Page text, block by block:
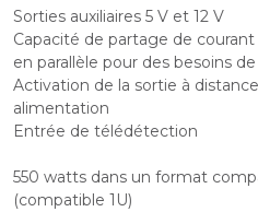
Sorties auxiliaires 5 V et 12 V
Capacité de partage de
en parallèle pour des besoins
Activation de la sortie à
alimentation
Entrée de télédétection
550 watts dans un format
(compatible 1U)